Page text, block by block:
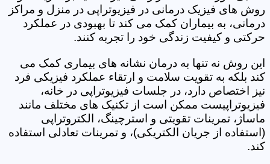
روش های فیزیک درمانی در فیزیوتراپی در منزل و مراکز
درمانی، به بیماران کمک می کند تا بهبودی در عملکرد
حرکتی و کیفیت زندگی خود را تجربه کنند.
این روش نه تنها به درمان نشانه های بیماری کمک می
کند بلکه به تقویت سلامت و ارتقاء عملکرد فیزیکی فرد
نیز اختصاص دارد، در جلسات فیزیوتراپی در خانه،
فیزیوتراپیست ممکن است از تکنیک های مختلف مانند
ماساژ، تمرینات تقویتی و استرچینگ، الکتروتراپی
(استفاده از جریان الکتریکی)، و تمرینات تعادلی استفاده
کند.